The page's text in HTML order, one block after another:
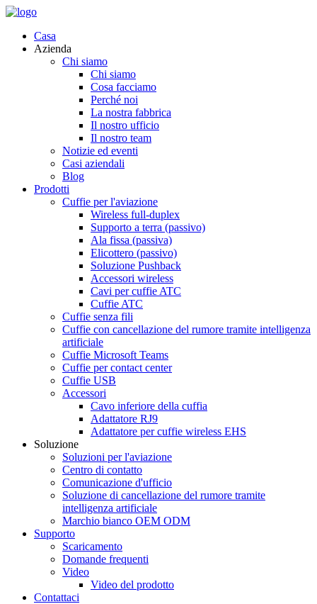
Casa
Azienda
Chi siamo
Chi siamo
Cosa facciamo
Perché noi
La nostra fabbrica
Il nostro ufficio
Il nostro team
Notizie ed eventi
Casi aziendali
Blog
Prodotti
Cuffie per l'aviazione
Wireless full-duplex
Supporto a terra (passivo)
Ala fissa (passiva)
Elicottero (passivo)
Soluzione Pushback
Accessori wireless
Cavi per cuffie ATC
Cuffie ATC
Cuffie senza fili
Cuffie con cancellazione del rumore tramite intelligenza
artificiale
Cuffie Microsoft Teams
Cuffie per contact center
Cuffie USB
Accessori
Cavo inferiore della cuffia
Adattatore RJ9
Adattatore per cuffie wireless EHS
Soluzione
Soluzioni per l'aviazione
Centro di contatto
Comunicazione d'ufficio
Soluzione di cancellazione del rumore tramite
intelligenza artificiale
Marchio bianco OEM ODM
Supporto
Scaricamento
Domande frequenti
Video
Video del prodotto
Contattaci